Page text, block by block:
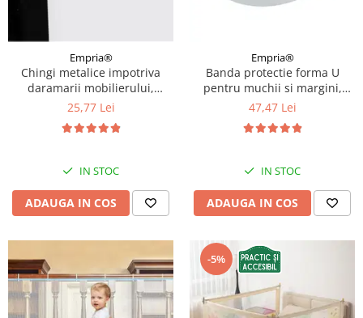
Empria®
Chingi metalice impotriva
daramarii mobilierului,
sisteme de prindere in
Empria
25,77 Lei
IN STOC
ADAUGA IN COS
Empria®
Banda protectie forma U
pentru muchii si margini,
3.5x0.7x200 cm, Gri
47,47 Lei
IN STOC
ADAUGA IN COS
-5%